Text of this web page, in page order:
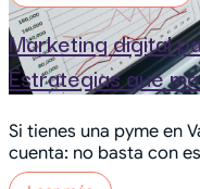
Marketing digital
Estrategias que
Si tienes una pyme en
cuenta: no basta con